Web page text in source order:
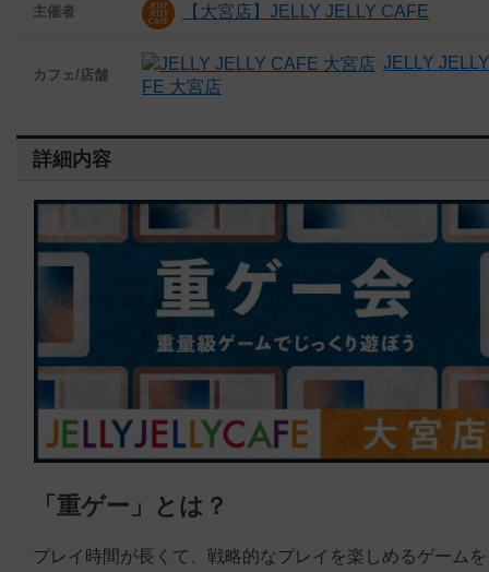
主催者 【大宮店】JELLY JELLY CAFE
カフェ/店舗
JELLY
FE 大宮店
詳細内容
「重ゲー」とは？
プレイ時間が長くて、戦略的なプレイを楽しめるゲーム